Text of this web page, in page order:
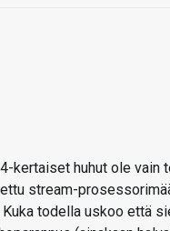
kertaiset huhut ole vain
stream-
todella uskoo että